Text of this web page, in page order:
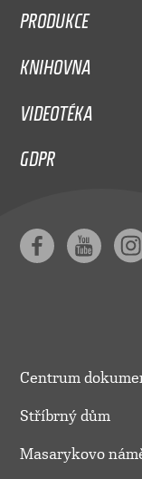
PRODUKCE
KNIHOVNA
VIDEOTÉKA
GDPR
Centrum
Stříbrný dům
Masarykovo